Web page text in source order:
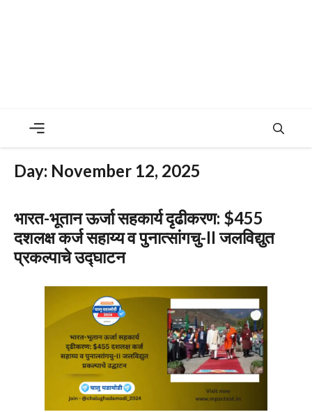
Day: November 12, 2025
भारत-भूतान ऊर्जा सहकार्य दृढीकरण: $455
दशलक्ष कर्ज सहाय्य व पुनात्सांगचु-II जलविद्युत
प्रकल्पाचे उद्घाटन